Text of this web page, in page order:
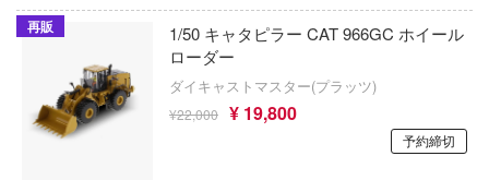
再販
1/50 キャタピラー CAT 966GC ホイール
ローダー
ダイキャストマスター(プラッツ)
¥22,000 ¥ 19,800
予約締切
超重神グラヴィオン
チェンソーマン
MJ STUDIO
XESRAY STUDIO
ロントライン
フォーマー